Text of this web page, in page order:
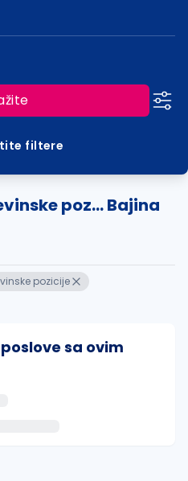
filtere
poz... Bajina
pozicije
sa ovim